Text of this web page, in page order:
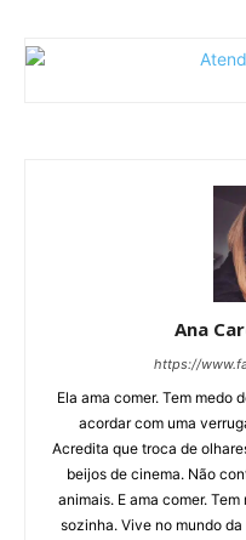
Ana
https://
Ela ama comer. Tem medo
acordar com uma
Acredita que troca de
beijos de cinema. Não
animais. E ama comer.
sozinha. Vive no mundo